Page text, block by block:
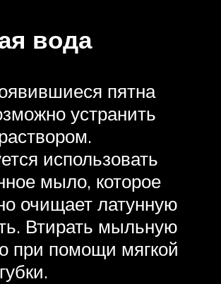
вода
пятна
устранить
использовать
мыло, которое
очищает латунную
Втирать мыльную
при помощи мягкой